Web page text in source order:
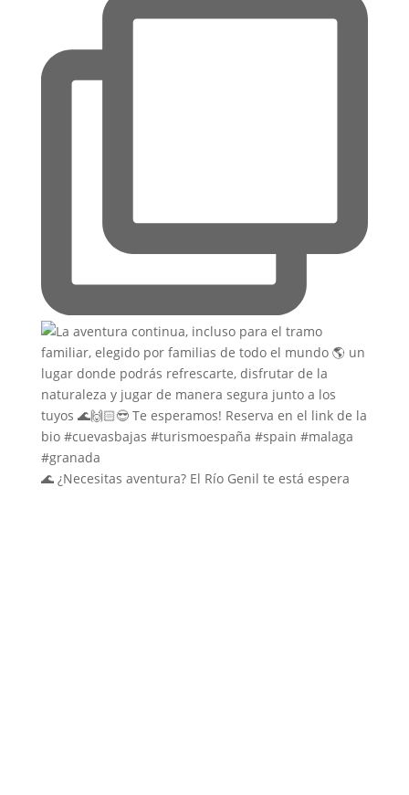
🌊 ¿Necesitas aventura? El Río Genil te está espera